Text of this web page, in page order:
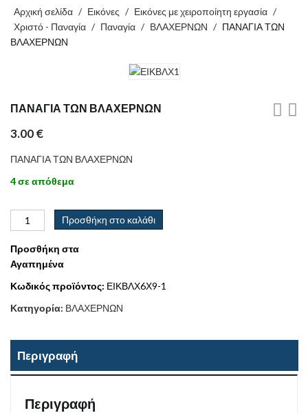
Αρχική σελίδα / Εικόνες / Εικόνες με χειροποίητη εργασία /
Χριστό - Παναγία / Παναγία / ΒΛΑΧΕΡΝΩΝ / ΠΑΝΑΓΙΑ ΤΩΝ
ΒΛΑΧΕΡΝΩΝ
ΠΑΝΑΓΙΑ ΤΩΝ ΒΛΑΧΕΡΝΩΝ
3.00€
ΠΑΝΑΓΙΑ ΤΩΝ ΒΛΑΧΕΡΝΩΝ
4 σε απόθεμα
Προσθήκη στο καλάθι
Προσθήκη στα
Αγαπημένα
Κωδικός προϊόντος: ΕΙΚΒΛΧ6Χ9-1
Κατηγορία: ΒΛΑΧΕΡΝΩΝ
Περιγραφή
Περιγραφή